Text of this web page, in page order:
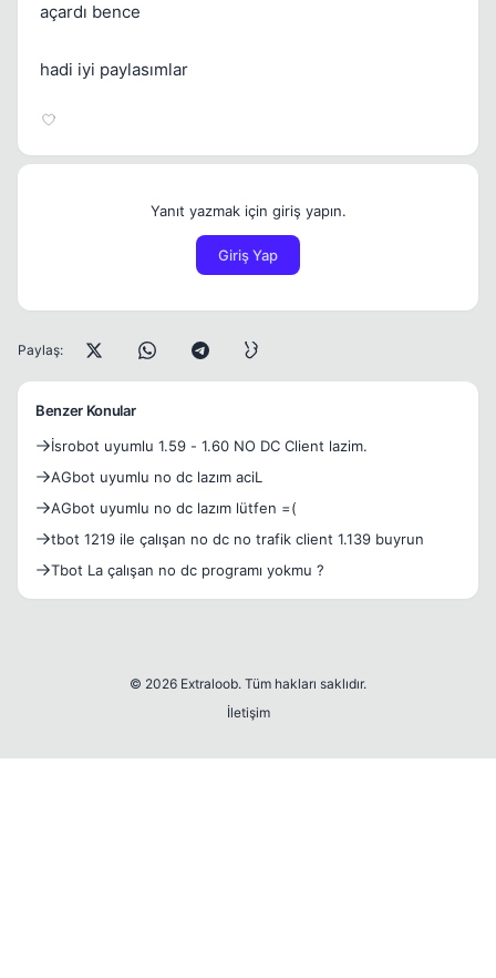
açardı bence
hadi iyi paylasımlar
Yanıt yazmak için giriş yapın.
Giriş Yap
Paylaş:
Benzer Konular
İsrobot uyumlu 1.59 - 1.60 NO DC Client lazim.
AGbot uyumlu no dc lazım aciL
AGbot uyumlu no dc lazım lütfen =(
tbot 1219 ile çalışan no dc no trafik client 1.139 buyrun
Tbot La çalışan no dc programı yokmu ?
© 2026 Extraloob. Tüm hakları saklıdır.
İletişim